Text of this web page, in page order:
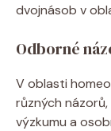
dvojnásob‌ v
Odborné
V oblasti
různých
výzkumu a